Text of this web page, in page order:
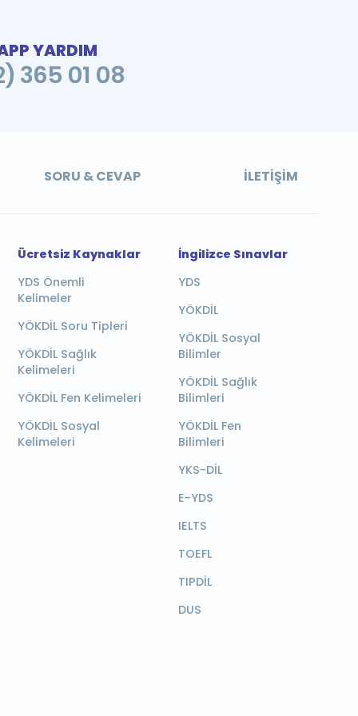
YARDIM
365 01 08
SORU & CEVAP İLETIŞIM
Ücretsiz Kaynaklar
YDS Önemli
Kelimeler
YÖKDİL Soru Tipleri
YÖKDİL Sağlık
Kelimeleri
YÖKDİL Fen Kelimeleri
YÖKDİL Sosyal
Kelimeleri
İngilizce Sınavlar
YDS
YÖKDİL
YÖKDİL Sosyal
Bilimler
YÖKDİL Sağlık
Bilimleri
YÖKDİL Fen
Bilimleri
YKS-DİL
E-YDS
IELTS
TOEFL
TIPDİL
DUS